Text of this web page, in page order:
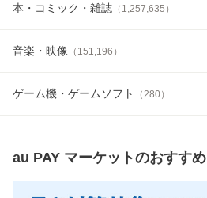
本・コミック・雑誌 （ 1,257,635 ）
音楽・映像 （ 151,196 ）
ゲーム機・ゲームソフト （280）
au PAY マーケットのおすすめ